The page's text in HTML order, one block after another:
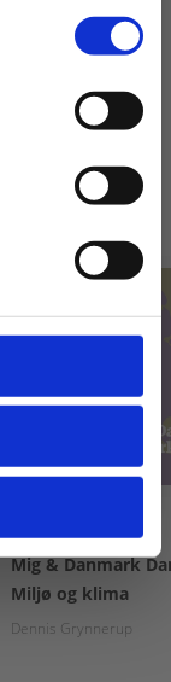
Mig & Danmark
Miljø og klima
Dennis Grynnerup